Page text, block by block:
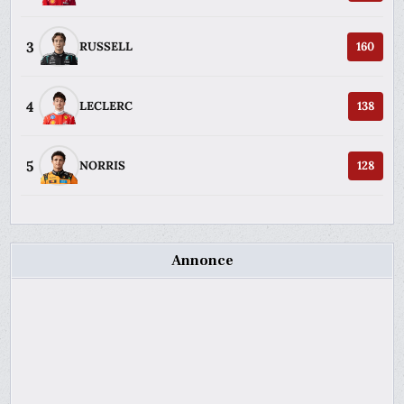
3 RUSSELL 160
4 LECLERC 138
5 NORRIS 128
Annonce